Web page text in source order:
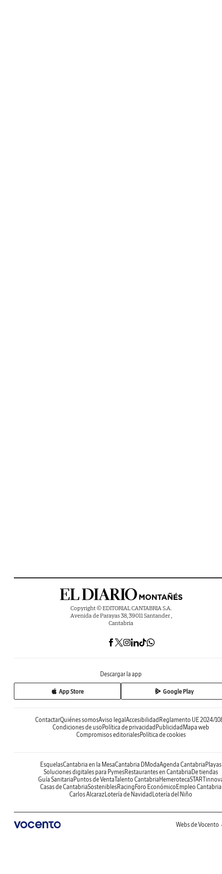
Copyright © EDITORIAL CANTABRIA S.A.
Avenida de Parayas 38, 39011 Santander ,
Cantabria
Descargar la app
App Store Google Play
ContactarQuiénes somosAviso legal Accesibilidad Reglamento UE 2024/
Condiciones de uso Política de privacidad Publicidad Mapa web
Compromisos editorialesPolítica de cookies
EsquelasCantabria en la MesaCantabria DModaAgenda Cantabria Playas
Soluciones digitales para PymesRestaurantes en Cantabria De tiendas
Guía Sanitaria Puntos de VentaTalento Cantabria Hemeroteca
Casas de CantabriaSosteniblesRacing Foro Económico Empleo Cantabria
Carlos AlcarazLotería de Navidad Lotería del Niño
Webs de Vocento